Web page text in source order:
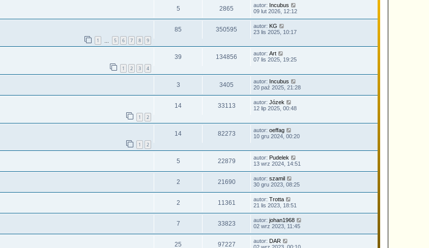
5 2865 autor: Incubus
09 lut 2026, 12:12
1 5 6 7 8 9
85 350595 autor: KG
23 lis 2025, 10:17
1 2 3 4
39 134856 autor: Art
07 lis 2025, 19:25
3 3405 autor: Incubus
20 paź 2025, 21:28
1 2
14 33113 autor: Józek
12 lip 2025, 00:48
1 2
14 82273 autor: oeffag
10 gru 2024, 00:20
5 22879 autor: Pudelek
13 wrz 2024, 14:51
2 21690 autor: szamil
30 gru 2023, 08:25
2 11361 autor: Trotta
21 lis 2023, 18:51
7 33823 autor: johan1968
02 wrz 2023, 11:45
25 97227 autor: DAR